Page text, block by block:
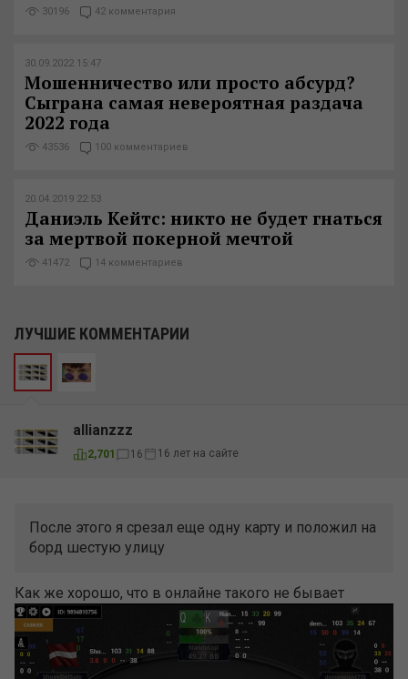
30196 42 комментария
30.09.2022 15:47
Мошенничество или просто абсурд?
Сыграна самая невероятная раздача
2022 года
43536 100 комментариев
20.04.2019 22:53
Даниэль Кейтс: никто не будет гнаться
за мертвой покерной мечтой
41472 14 комментариев
ЛУЧШИЕ КОММЕНТАРИИ
allianzzz
2,701 16 16 лет на сайте
После этого я срезал еще одну карту и положил на
борд шестую улицу
Как же хорошо, что в онлайне такого не бывает